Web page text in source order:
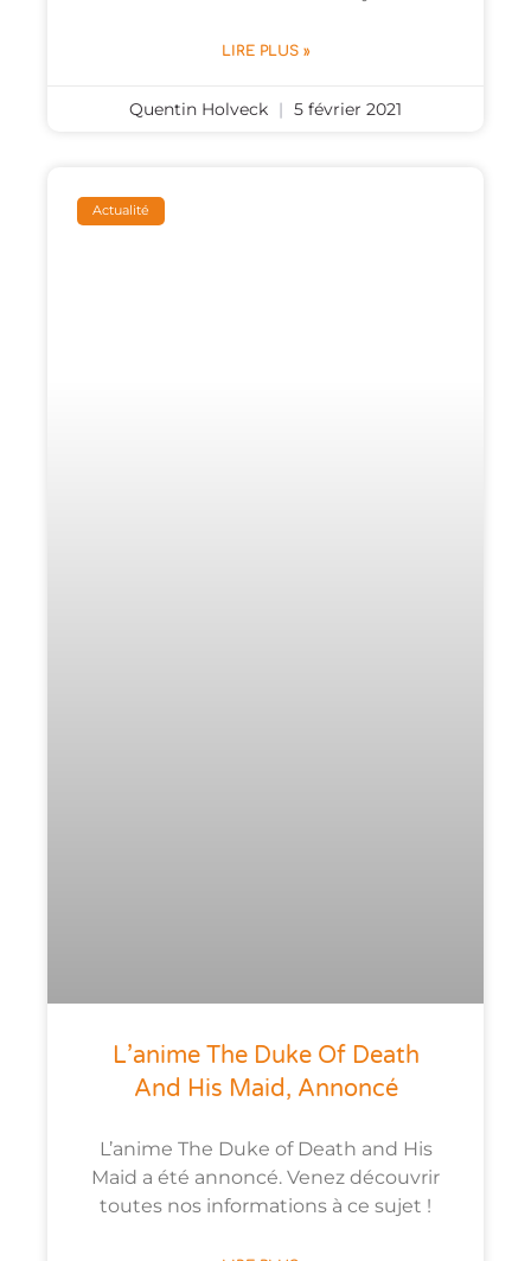
LIRE PLUS »
Quentin Holveck 5 février 2021
Actualité
L’anime The Duke Of Death
And His Maid, Annoncé
L’anime The Duke of Death and His
Maid a été annoncé. Venez découvrir
toutes nos informations à ce sujet !